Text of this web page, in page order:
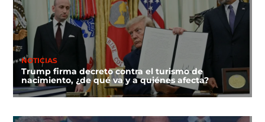
NOTICIAS
Trump firma decreto contra el turismo de
nacimiento, ¿de qué va y a quiénes afecta?